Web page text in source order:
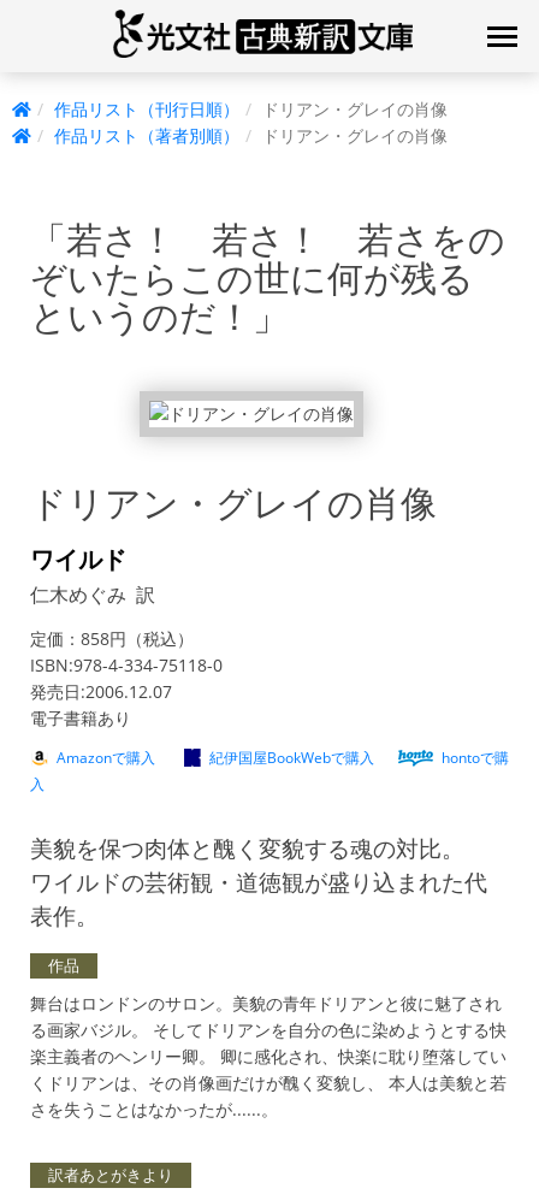
作品リスト（刊行日順）
ドリアン・グレイの肖像
作品リスト（著者別順）
ドリアン・グレイの肖像
「若さ！ 若さ！ 若さをの
ぞいたらこの世に何が残る
というのだ！」
ドリアン・グレイの肖像
ワイルド
仁木めぐみ 訳
定価：858円（税込）
ISBN:978-4-334-75118-0
発売日:2006.12.07
電子書籍あり
Amazonで購入 紀伊国屋BookWebで購入
hontoで購
入
美貌を保つ肉体と醜く変貌する魂の対比。
ワイルドの芸術観・道徳観が盛り込まれた代
表作。
作品
舞台はロンドンのサロン。美貌の青年ドリアンと彼に魅了され
る画家バジル。 そしてドリアンを自分の色に染めようとする快
楽主義者のヘンリー卿。 卿に感化され、快楽に耽り堕落してい
くドリアンは、その肖像画だけが醜く変貌し、 本人は美貌と若
さを失うことはなかったが......。
訳者あとがきより